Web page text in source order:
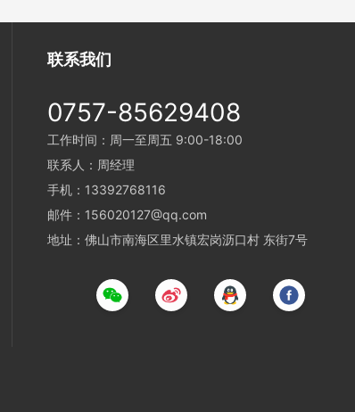
联系我们
0757-85629408
工作时间：周一至周五 9:00-18:00
联系人：周经理
手机：13392768116
邮件：156020127@qq.com
地址：佛山市南海区里水镇宏岗沥口村 东街7号